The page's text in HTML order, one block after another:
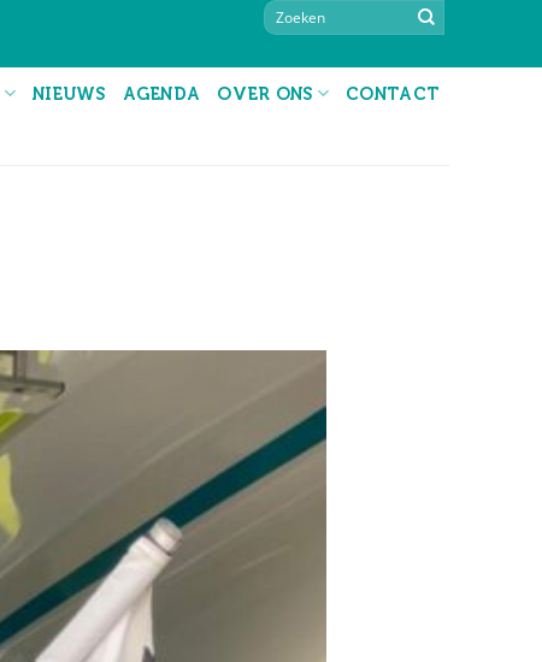
NIEUWS AGENDA OVER ONS CONTACT